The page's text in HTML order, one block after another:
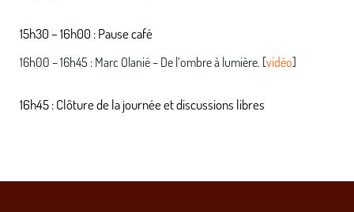
15h30 – 16h00 : Pause café
16h00 – 16h45 : Marc Olanié – De l’ombre à lumière. [vidéo]
16h45 : Clôture de la journée et discussions libres